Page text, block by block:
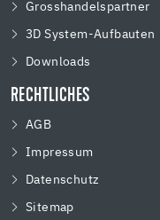
Grosshandelspartner
3D System-Aufbauten
Downloads
RECHTLICHES
AGB
Impressum
Datenschutz
Sitemap